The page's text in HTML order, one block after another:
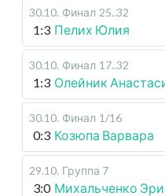
30.10. Финал 25..32
1:3 Пелих Юлия
30.10. Финал 17..32
1:3 Олейник
30.10. Финал 1/16
0:3 Козюпа Варвара
29.10. Группа 7
3:0 Михальченко